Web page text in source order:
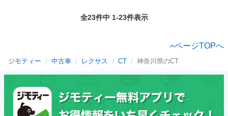
全23件中 1-23件表示
ページTOPへ
ジモティー 中古車 レクサス CT 神奈川県のCT